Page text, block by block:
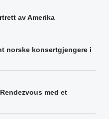
av Amerika
norske konsertgjengere i
med et